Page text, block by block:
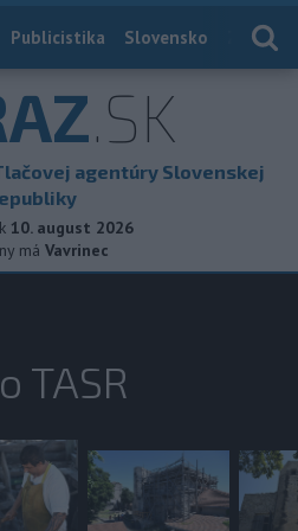
Publicistika Slovensko
.SK
agentúry Slovenskej
10. august 2026
má Vavrinec
TASR